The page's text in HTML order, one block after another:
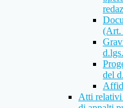
(Art.
del
Atti relativi